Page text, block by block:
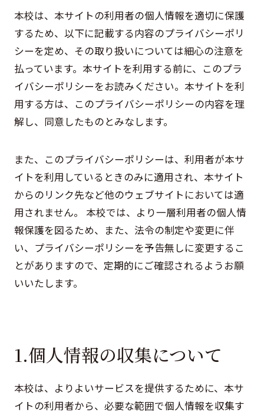
本校は、本サイトの利用者の個人情報を適切に保護
するため、以下に記載する内容のプライバシーポリ
シーを定め、その取り扱いについては細心の注意を
払っています。本サイトを利用する前に、このプラ
イバシーポリシーをお読みください。本サイトを利
用する方は、このプライバシーポリシーの内容を理
解し、同意したものとみなします。
また、このプライバシーポリシーは、利用者が本サ
イトを利用しているときのみに適用され、本サイト
からのリンク先など他のウェブサイトにおいては適
用されません。 本校では、より一層利用者の個人情
報保護を図るため、また、法令の制定や変更に伴
い、プライバシーポリシーを予告無しに変更するこ
とがありますので、定期的にご確認されるようお願
いいたします。
1.個人情報の収集について
本校は、よりよいサービスを提供するために、本サ
イトの利用者から、必要な範囲で個人情報を収集す